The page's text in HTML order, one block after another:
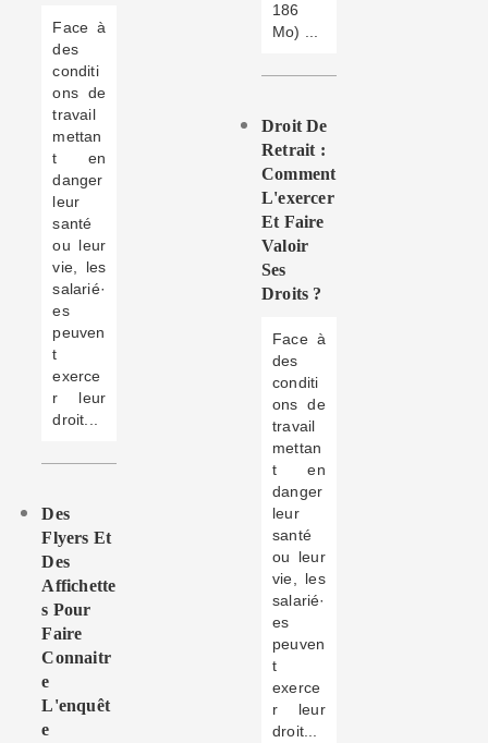
Face à
des
conditi
ons de
travail
mettan
t en
danger
leur
santé
ou leur
vie, les
salarié·
es
peuven
t
exerce
r leur
droit...
Des
Flyers Et
Des
Affichette
S Pour
Faire
Connaitr
E
L'enquêt
E
186
Mo) ...
Droit De
Retrait :
Comment
L'exercer
Et Faire
Valoir
Ses
Droits ?
Face à
des
conditi
ons de
travail
mettan
t en
danger
leur
santé
ou leur
vie, les
salarié·
es
peuven
t
exerce
r leur
droit...